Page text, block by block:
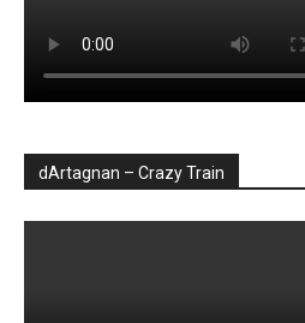
dArtagnan – Crazy Train